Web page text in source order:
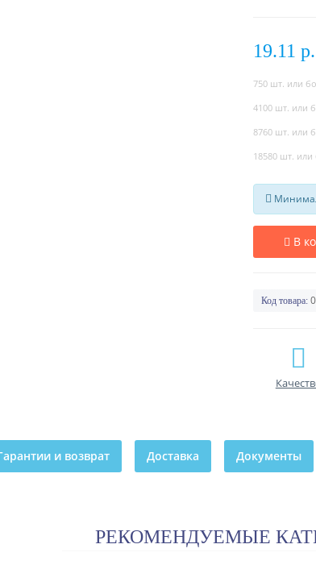
19.11 р.
750 шт. или
4100 шт. или
8760 шт. или
18580 шт. или
В
Код товара:
и возврат Доставка Документы
РЕКОМЕНДУЕМЫЕ